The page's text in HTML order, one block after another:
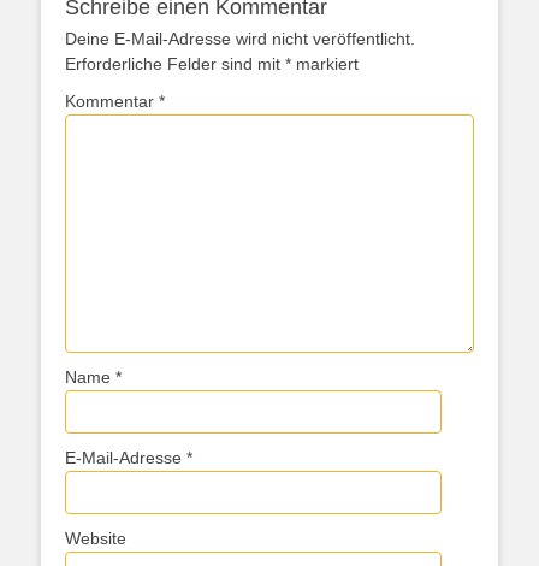
Schreibe einen Kommentar
Deine E-Mail-Adresse wird nicht veröffentlicht.
Erforderliche Felder sind mit * markiert
Kommentar *
Name *
E-Mail-Adresse *
Website